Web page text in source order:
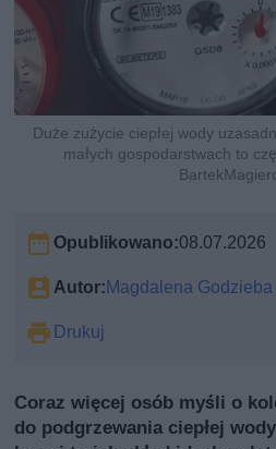
Duże zużycie ciepłej wody
małych gospodarstwach to
Opublikowano:08.07.2026
Autor:Magdalena Godzieba
Drukuj
Coraz więcej osób myśli o
do podgrzewania ciepłej